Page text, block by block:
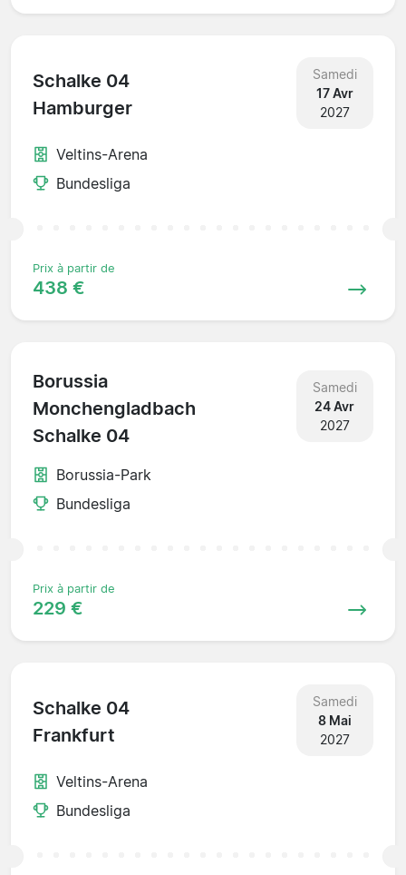
Schalke 04
Hamburger
Samedi
17 Avr
2027
Veltins-Arena
Bundesliga
Prix à partir de
438 €
Borussia
Monchengladbach
Schalke 04
Samedi
24 Avr
2027
Borussia-Park
Bundesliga
Prix à partir de
229 €
Schalke 04
Frankfurt
Samedi
8 Mai
2027
Veltins-Arena
Bundesliga